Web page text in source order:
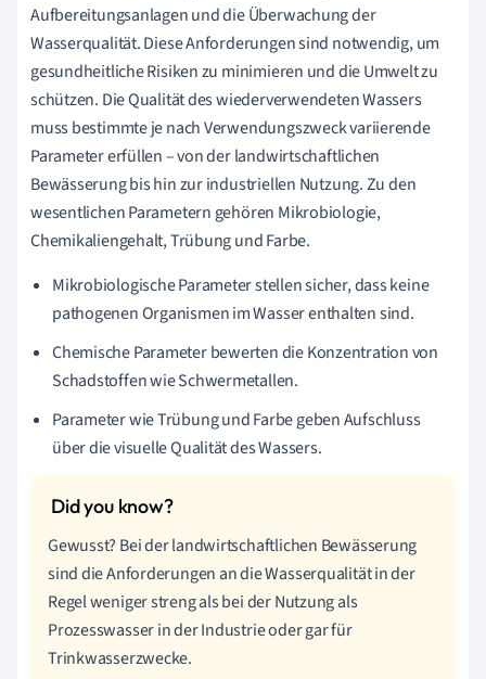
Aufbereitungsanlagen und die Überwachung der
Wasserqualität. Diese Anforderungen sind notwendig, um
gesundheitliche Risiken zu minimieren und die Umwelt zu
schützen. Die Qualität des wiederverwendeten Wassers
muss bestimmte je nach Verwendungszweck variierende
Parameter erfüllen – von der landwirtschaftlichen
Bewässerung bis hin zur industriellen Nutzung. Zu den
wesentlichen Parametern gehören Mikrobiologie,
Chemikaliengehalt, Trübung und Farbe.
Mikrobiologische Parameter stellen sicher, dass keine
pathogenen Organismen im Wasser enthalten sind.
Chemische Parameter bewerten die Konzentration von
Schadstoffen wie Schwermetallen.
Parameter wie Trübung und Farbe geben Aufschluss
über die visuelle Qualität des Wassers.
Gewusst? Bei der landwirtschaftlichen Bewässerung
sind die Anforderungen an die Wasserqualität in der
Regel weniger streng als bei der Nutzung als
Prozesswasser in der Industrie oder gar für
Trinkwasserzwecke.